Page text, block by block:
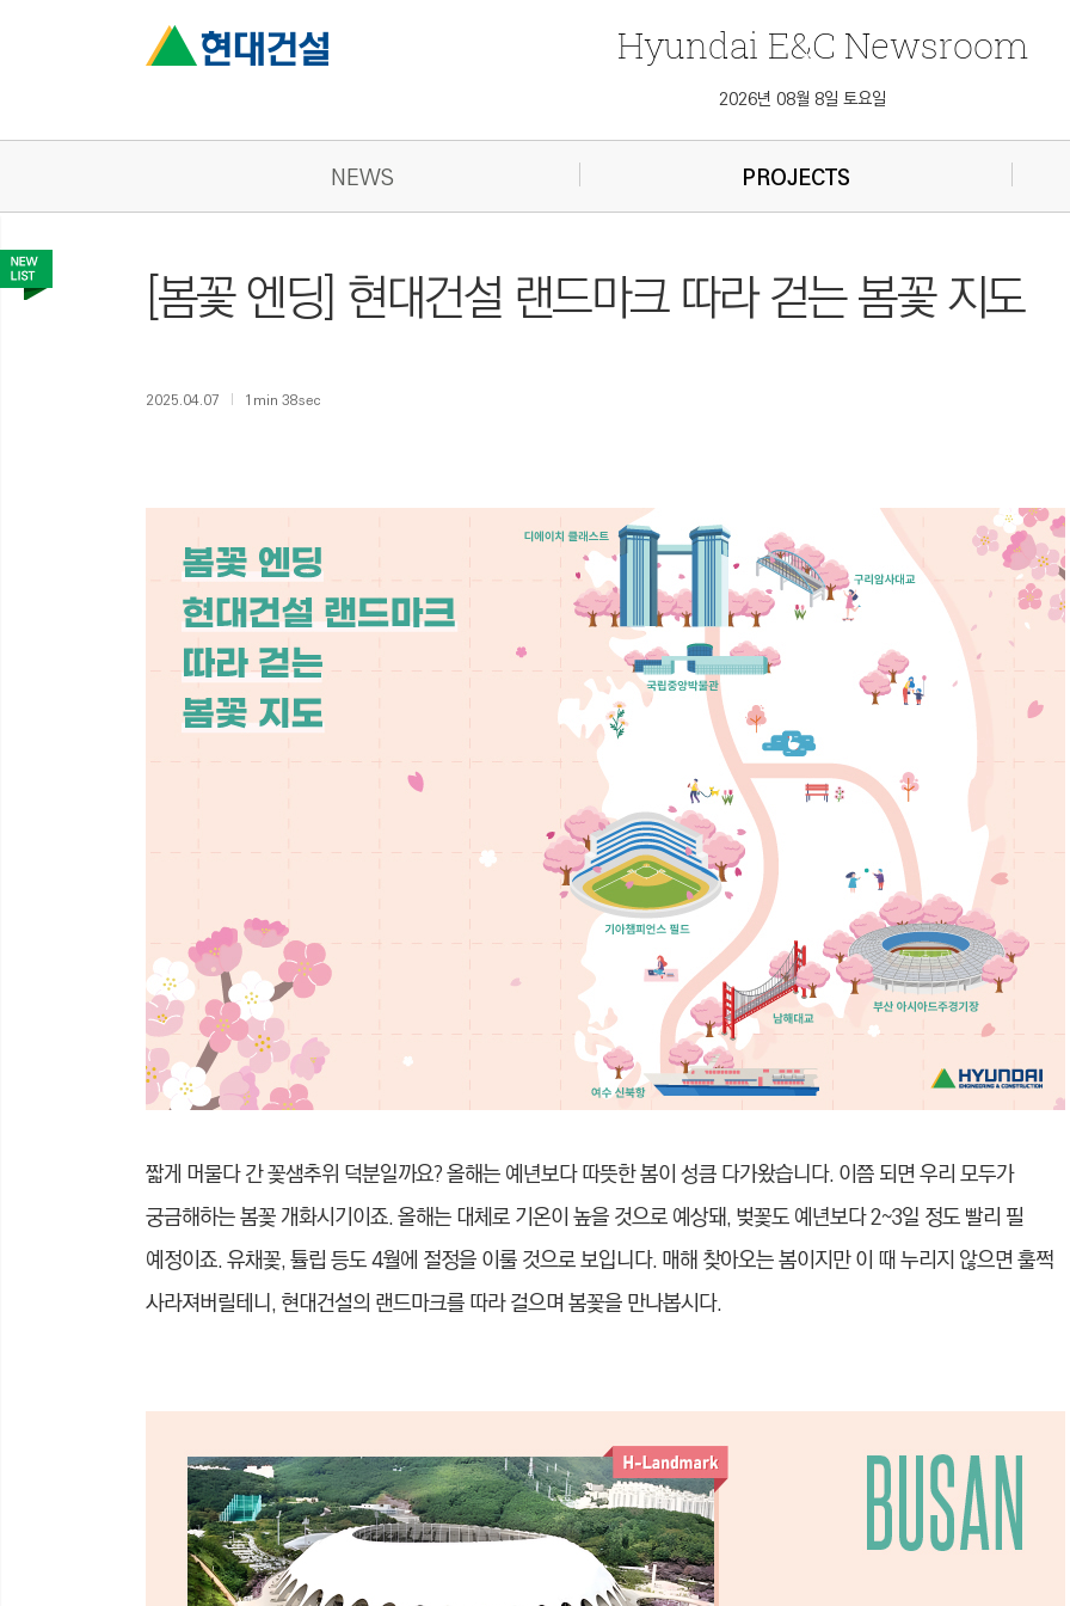
Hyundai E&C Newsroom
2026년 08월 8일 토요일
NEWS PROJECTS
[봄꽃 엔딩] 현대건설 랜드마크 따라 걷는 봄꽃 지도
2025.04.07 1min 38sec
짧게 머물다 간 꽃샘추위 덕분일까요? 올해는 예년보다 따뜻한 봄이 성큼 다가왔습니다. 이쯤 되면 우리 모두가
궁금해하는 봄꽃 개화시기이죠. 올해는 대체로 기온이 높을 것으로 예상돼, 벚꽃도 예년보다 2~3일 정도 빨리 필
예정이죠. 유채꽃, 튤립 등도 4월에 절정을 이룰 것으로 보입니다. 매해 찾아오는 봄이지만 이 때 누리지 않으면 훌쩍
사라져버릴테니, 현대건설의 랜드마크를 따라 걸으며 봄꽃을 만나봅시다.